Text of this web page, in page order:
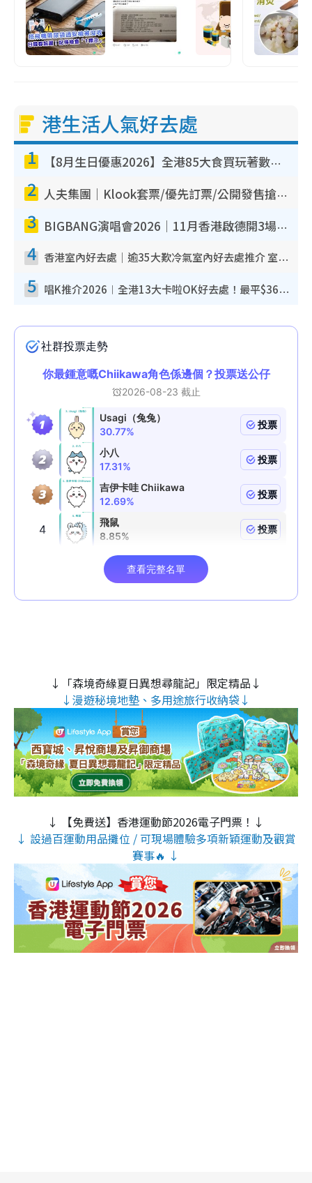
港生活人氣好去處
1 【8月生日優惠2026】全港85大食買玩著數攻略 自助餐/火鍋放題同行免費＋誠品/DONKI送現金券
2 人夫集團｜Klook套票/優先訂票/公開發售搶飛攻略！附票價.購票連結.場地座位表
3 BIGBANG演唱會2026｜11月香港啟德開3場！實名制VIP申請、優先購票攻略
4 香港室內好去處｜逾35大歎冷氣室內好去處推介 室內活動免費避雨無懼落雨
5 唱K推介2026︱全港13大卡啦OK好去處！最平$36起 日文K都有！(附地址+收費詳情)
↓「森境奇緣夏日異想尋龍記」限定精品↓
↓漫遊秘境地墊、多用途旅行收納袋↓
↓ 【免費送】香港運動節2026電子門票！↓
↓ 設過百運動用品攤位 / 可現場體驗多項新穎運動及觀賞
賽事🔥 ↓